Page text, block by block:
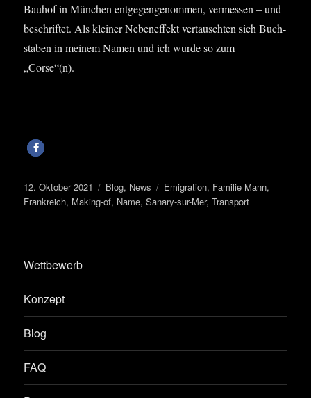
Bau­hof in Mün­chen ent­ge­gen­ge­nom­men, ver­mes­sen – und
beschrif­tet. Als klei­ner Neben­ef­fekt ver­tausch­ten sich Buch­
sta­ben in mei­nem Namen und ich wur­de so zum
„Corse“(n).
Veröffentlicht
am
12. Oktober 2021 Kategorien
Blog, News Schlagwörter
Emigration, Familie Mann,
Frankreich, Making-of, Name,Sanary-sur-Mer,Transport
Wettbewerb
Konzept
Blog
FAQ